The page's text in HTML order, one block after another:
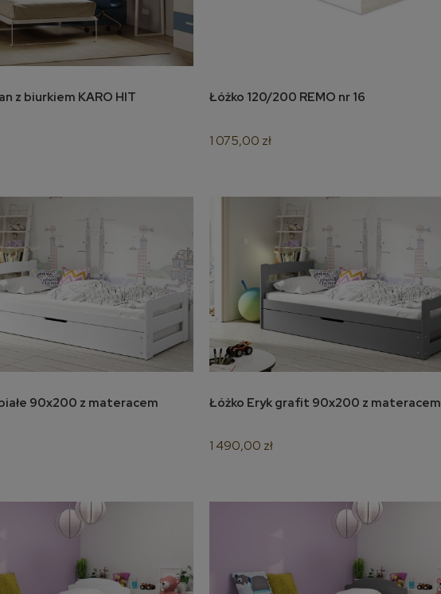
do koszyka Półkotapczan z biurkiem KARO HIT do koszyka
Łóżko 120/200 REMO nr 16
1 075,00 zł
do koszyka
Łóżko Eryk białe 90x200 z materacem do koszyka
Łóżko Eryk grafit 90x200 z materacem
1 490,00 zł